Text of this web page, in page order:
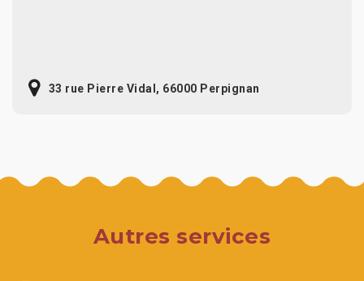
33 rue Pierre Vidal, 66000 Perpignan
Autres services